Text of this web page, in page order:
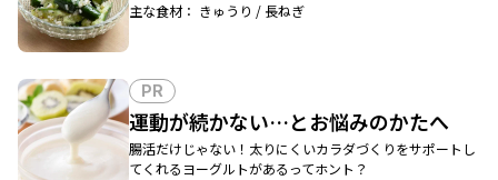
主な食材： きゅうり / 長ねぎ
PR
運動が続かない…とお悩みのかたへ
腸活だけじゃない！太りにくいカラダづくりをサポートし
てくれるヨーグルトがあるってホント？